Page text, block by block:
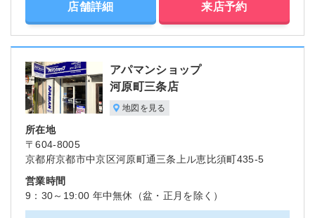
店舗詳細 来店予約
アパマンショップ
河原町三条店
地図を見る
所在地
〒604-8005
京都府京都市中京区河原町通三条上ル恵比須町435-5
営業時間
9：30～19:00 年中無休（盆・正月を除く）